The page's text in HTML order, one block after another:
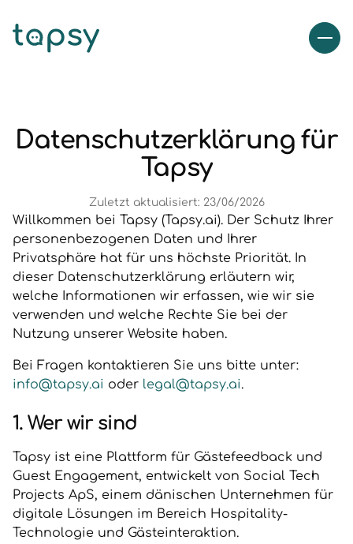
Datenschutzerklärung für
Tapsy
Zuletzt aktualisiert: 23/06/2026
Willkommen bei Tapsy (Tapsy.ai). Der Schutz Ihrer
personenbezogenen Daten und Ihrer
Privatsphäre hat für uns höchste Priorität. In
dieser Datenschutzerklärung erläutern wir,
welche Informationen wir erfassen, wie wir sie
verwenden und welche Rechte Sie bei der
Nutzung unserer Website haben.
Bei Fragen kontaktieren Sie uns bitte unter:
info@tapsy.ai oder legal@tapsy.ai.
1. Wer wir sind
Tapsy ist eine Plattform für Gästefeedback und
Guest Engagement, entwickelt von Social Tech
Projects ApS, einem dänischen Unternehmen für
digitale Lösungen im Bereich Hospitality-
Technologie und Gästeinteraktion.